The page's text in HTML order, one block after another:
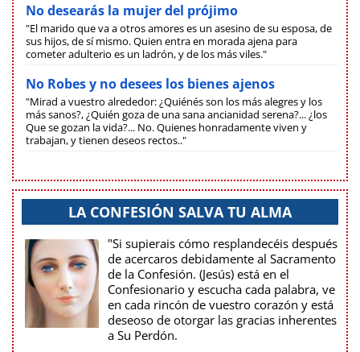
No desearás la mujer del prójimo
"El marido que va a otros amores es un asesino de su esposa, de
sus hijos, de sí mismo. Quien entra en morada ajena para
cometer adulterio es un ladrón, y de los más viles."
No Robes y no desees los bienes ajenos
"Mirad a vuestro alrededor: ¿Quiénés son los más alegres y los
más sanos?, ¿Quién goza de una sana ancianidad serena?... ¿los
Que se gozan la vida?... No. Quienes honradamente viven y
trabajan, y tienen deseos rectos.."
LA CONFESIÓN SALVA TU ALMA
"Si supierais cómo resplandecéis después
de acercaros debidamente al Sacramento
de la Confesión. (Jesús) está en el
Confesionario y escucha cada palabra, ve
en cada rincón de vuestro corazón y está
deseoso de otorgar las gracias inherentes
a Su Perdón.